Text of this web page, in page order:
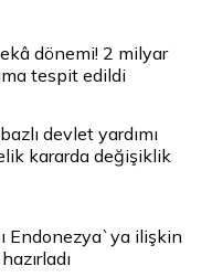
dönemi! 2 milyar
tespit edildi
devlet yardımı
kararda değişiklik
Endonezya`ya ilişkin